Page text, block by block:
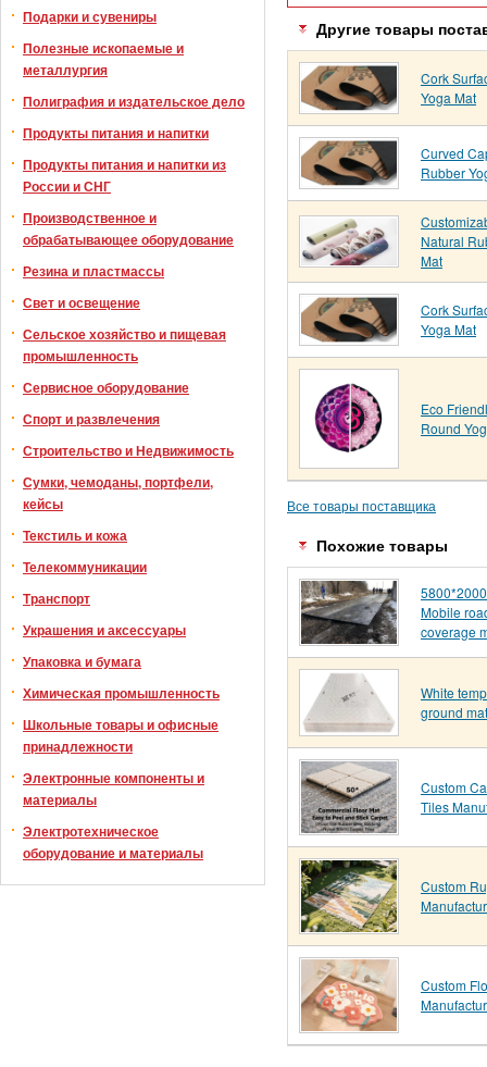
Подарки и сувениры
Полезные ископаемые и
металлургия
Полиграфия и издательское дело
Продукты питания и напитки
Продукты питания и напитки из
России и СНГ
Производственное и
обрабатывающее оборудование
Резина и пластмассы
Свет и освещение
Сельское хозяйство и пищевая
промышленность
Сервисное оборудование
Спорт и развлечения
Строительство и Недвижимость
Сумки, чемоданы, портфели,
кейсы
Текстиль и кожа
Телекоммуникации
Транспорт
Украшения и аксессуары
Упаковка и бумага
Химическая промышленность
Школьные товары и офисные
принадлежности
Электронные компоненты и
материалы
Электротехническое
оборудование и материалы
Другие товары
Cork
Yoga Mat
Curved
Rubber
Natural
Mat
Cork
Yoga Mat
Eco
Round
Все товары поставщика
Похожие товары
Mobile
coverage
White
ground
Custom
Tiles
Custom
Custom